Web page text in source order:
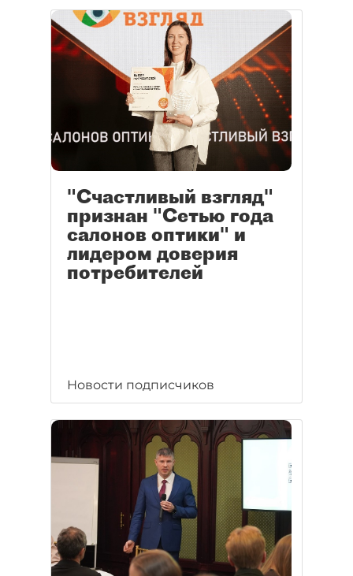
"Счастливый взгляд"
признан "Сетью года
салонов оптики" и
лидером доверия
потребителей
Новости подписчиков